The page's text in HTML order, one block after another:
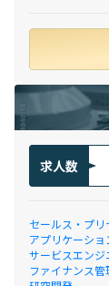
求人数
セールス・プリ
アプリケーシ
サービスエンジ
ファイナンス管